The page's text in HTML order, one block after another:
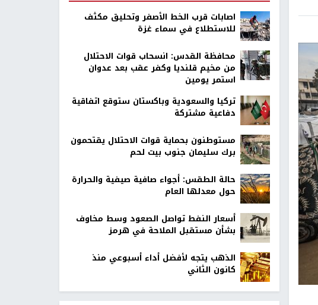
اصابات قرب الخط الأصفر وتحليق مكثف
للاستطلاع في سماء غزة
محافظة القدس: انسحاب قوات الاحتلال
من مخيم قلنديا وكفر عقب بعد عدوان
استمر يومين
تركيا والسعودية وباكستان ستوقع اتفاقية
دفاعية مشتركة
مستوطنون بحماية قوات الاحتلال يقتحمون
برك سليمان جنوب بيت لحم
حالة الطقس: أجواء صافية صيفية والحرارة
حول معدلها العام
أسعار النفط تواصل الصعود وسط مخاوف
بشأن مستقبل الملاحة في هرمز
الذهب يتجه لأفضل أداء أسبوعي منذ
كانون الثاني